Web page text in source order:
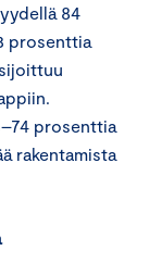
84
prosenttia
prosenttia
rakentamista